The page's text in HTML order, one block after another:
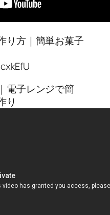
り方｜簡単お菓子
電子レンジで簡
り